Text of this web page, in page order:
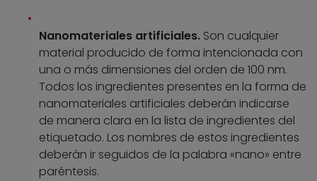
Nanomateriales artificiales. Son cualquier
material producido de forma intencionada con
una o más dimensiones del orden de 100 nm.
Todos los ingredientes presentes en la forma de
nanomateriales artificiales deberán indicarse
de manera clara en la lista de ingredientes del
etiquetado. Los nombres de estos ingredientes
deberán ir seguidos de la palabra «nano» entre
paréntesis.